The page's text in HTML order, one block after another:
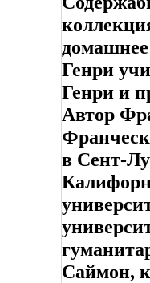
домашнее
Генри
Генри и
Автор
в Сент-
Саймон,